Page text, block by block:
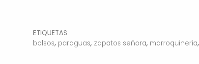
ETIQUETAS
bolsos, paraguas, zapatos señora, marroquinería,